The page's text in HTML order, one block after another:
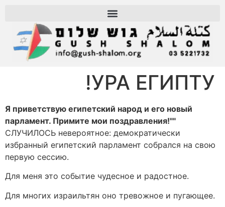
УРА ЕГИПТУ!
Я приветствую египетский народ и его новый
парламент. Примите мои поздравления!""
СЛУЧИЛОСЬ невероятное: демократически
избранный египетский парламент собрался на свою
первую сессию.
Для меня это событие чудесное и радостное.
Для многих израильтян оно тревожное и пугающее.